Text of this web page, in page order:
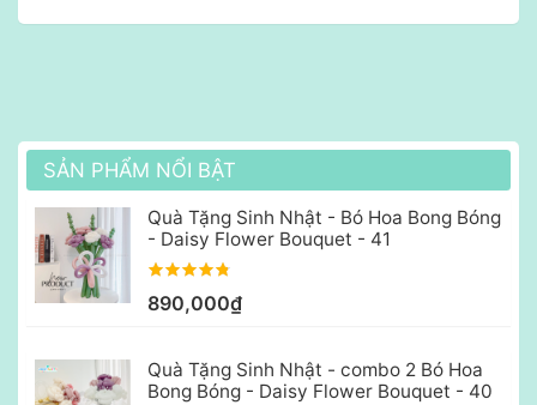
SẢN PHẨM NỔI BẬT
Quà Tặng Sinh Nhật - Bó Hoa Bong Bóng
- Daisy Flower Bouquet - 41
890,000₫
Quà Tặng Sinh Nhật - combo 2 Bó Hoa
Bong Bóng - Daisy Flower Bouquet - 40